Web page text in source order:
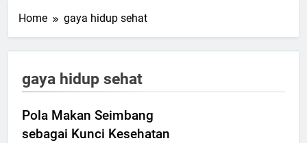
Home gaya hidup sehat
gaya hidup sehat
Pola Makan Seimbang
sebagai Kunci Kesehatan